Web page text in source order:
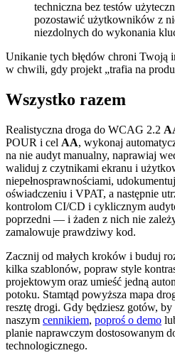
techniczna bez testów
pozostawić użytkowników z
niezdolnych do wykonania
Unikanie tych błędów chroni Twoją
w chwili, gdy projekt „trafia na
Wszystko razem
Realistyczna droga do WCAG 2.2
POUR i cel AA, wykonaj
na nie audyt manualny, naprawiaj
waliduj z czytnikami ekranu i
niepełnosprawnościami,
oświadczeniu i VPAT, a następnie
kontrolom CI/CD i cyklicznym
poprzedni — i żaden z nich nie
zamalowuje prawdziwy kod.
Zacznij od małych kroków i buduj
kilka szablonów, popraw style
projektowym oraz umieść jedną
potoku. Stamtąd powyższa mapa
resztę drogi. Gdy będziesz gotów,
naszym cennikiem, poproś o demo
planie naprawczym dostosowanym
technologicznego.